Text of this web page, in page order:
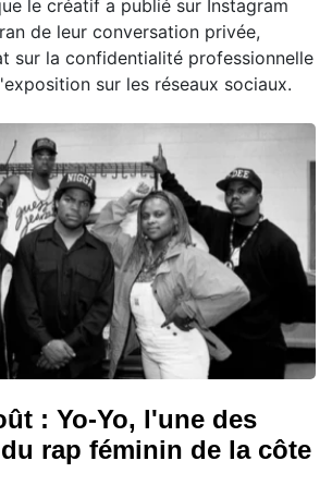
le créatif a publié sur Instagram
de leur conversation privée,
sur la confidentialité professionnelle
sur les réseaux sociaux.
: Yo-Yo, l'une des
rap féminin de la côte